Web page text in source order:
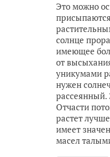
Это можно
солнце
имеющее
от
уникумами
нужен
рассеянный.
Отчасти
растет
имеет
масел